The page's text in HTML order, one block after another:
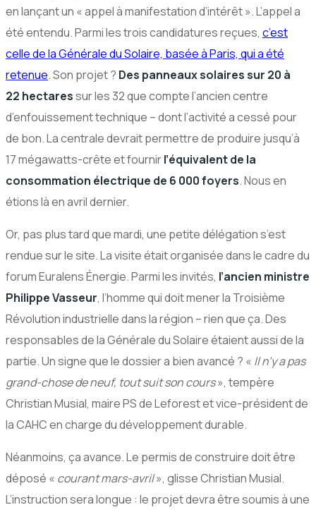
en lançant un « appel à manifestation d’intérêt ». L’appel a
été entendu. Parmi les trois candidatures reçues, c’est
celle de la Générale du Solaire, basée à Paris, qui a été
retenue. Son projet ? Des panneaux solaires sur 20 à
22 hectaressur les 32 que compte l’ancien centre
d’enfouissement technique – dont l’activité a cessé pour
de bon. La centrale devrait permettre de produire jusqu’à
17 mégawatts-crête et fournirl’équivalent de la
consommation électrique de 6 000 foyers. Nous en
étions là en avril dernier.
Or, pas plus tard que mardi, une petite délégation s’est
rendue sur le site. La visite était organisée dans le cadre du
forum Euralens Énergie. Parmi les invités, l’ancien ministre
Philippe Vasseur, l’homme qui doit mener la Troisième
Révolution industrielle dans la région – rien que ça. Des
responsables de la Générale du Solaire étaient aussi de la
partie. Un signe que le dossier a bien avancé ? « Il n’y a pas
grand-chose de neuf, tout suit son cours», tempère
Christian Musial, maire PS de Leforest et vice-président de
la CAHC en charge du développement durable.
Néanmoins, ça avance. Le permis de construire doit être
déposé « courant mars-avril», glisse Christian Musial.
L’instruction sera longue : le projet devra être soumis à une